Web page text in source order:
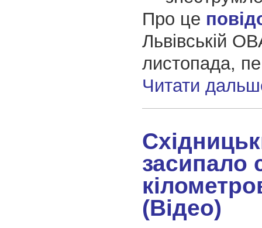
Про це
Львівській
листопада,
Читати
засипало
(Відео)